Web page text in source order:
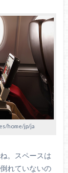
home/jp/ja
。スペースは
れていないの